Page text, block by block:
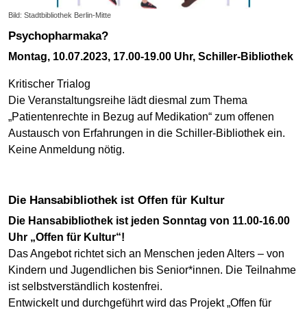
Bild: Stadtbibliothek Berlin-Mitte
Psychopharmaka?
Montag, 10.07.2023, 17.00-19.00 Uhr, Schiller-Bibliothek
Kritischer Trialog
Die Veranstaltungsreihe lädt diesmal zum Thema
„Patientenrechte in Bezug auf Medikation“ zum offenen
Austausch von Erfahrungen in die Schiller-Bibliothek ein.
Keine Anmeldung nötig.
Die Hansabibliothek ist Offen für Kultur
Die Hansabibliothek ist jeden Sonntag von 11.00-16.00
Uhr „Offen für Kultur“!
Das Angebot richtet sich an Menschen jeden Alters – von
Kindern und Jugendlichen bis Senior*innen. Die Teilnahme
ist selbstverständlich kostenfrei.
Entwickelt und durchgeführt wird das Projekt „Offen für